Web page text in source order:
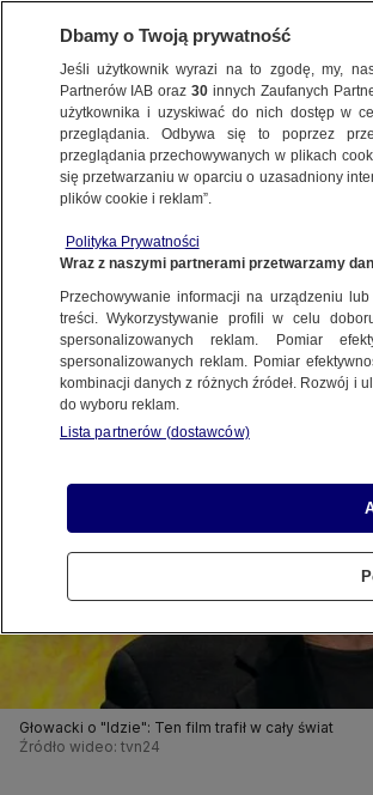
KULTURA I STYL
filmem
23.02.2015, 06:57
Udostępnij
Głowacki o "Idzie": Ten film trafił w cały świat
Źródło wideo: tvn24
Dbamy o Twoją prywatność
Jeśli użytkownik wyrazi na to zgodę, my,
Partnerów IAB oraz30 innych Zaufanych
użytkownika i uzyskiwać do nich dostęp w
przeglądania. Odbywa się to poprzez
przeglądania przechowywanych w plikach
się przetwarzaniu w oparciu o uzasadniony
plików cookie i reklam”.
Polityka Prywatności
Wraz z naszymi partnerami przetwarzamy
Przechowywanie informacji na urządzeniu
treści. Wykorzystywanie profili w celu
spersonalizowanych reklam. Pomiar
spersonalizowanych reklam. Pomiar
kombinacji danych z różnych źródeł. Rozwój i
do wyboru reklam.
Lista partnerów (dostawców)